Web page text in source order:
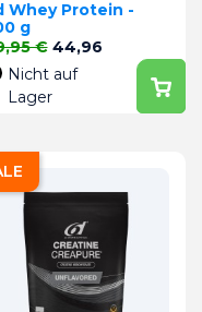
Whey Protein -
g
€ Preis
44,96
Nicht auf
Lager